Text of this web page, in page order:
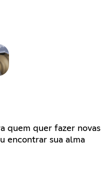
quem quer fazer novas
encontrar sua alma